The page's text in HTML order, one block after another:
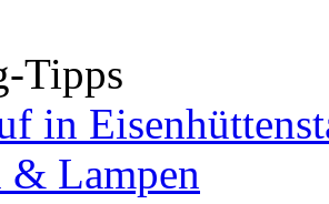
Tipps
in
& Lampen